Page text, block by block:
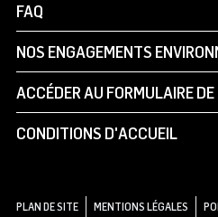
FAQ
NOS ENGAGEMENTS
ACCÉDER AU FORMULAIRE
CONDITIONS D'ACCUEIL
PLAN DE SITE MENTIONS LÉGALES